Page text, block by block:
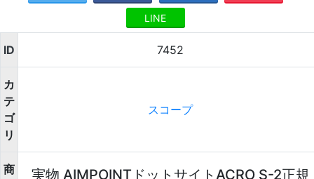
LINE
ID 7452
カ
テ
ゴ
リ
スコープ
商
実物 AIMPOINTドットサイトACRO S-2正規